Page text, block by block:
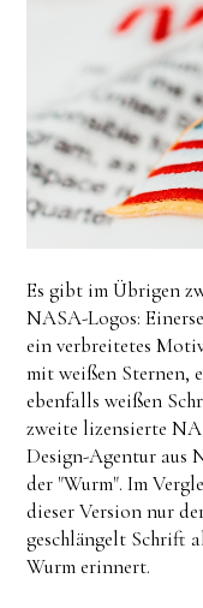
Es gibt im Übrigen
NASA-Logos:
ein verbreitetes
mit weißen Sternen,
ebenfalls weißen
zweite lizensierte
Design-Agentur aus
der "Wurm". Im
dieser Version nur
geschlängelt Schrift
Wurm erinnert.